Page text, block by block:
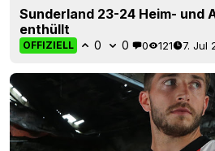
Sunderland 23-24 Heim- und
enthüllt
OFFIZIELL 0 0 0 121 7. Jul